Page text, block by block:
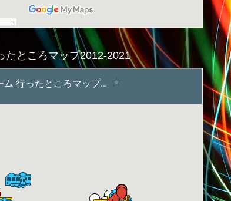
たところマップ2012-2021